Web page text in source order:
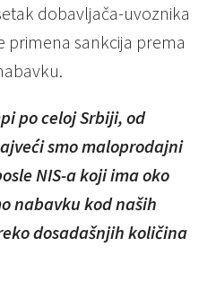
dobavljača-uvoznika
primena sankcija prema
po celoj Srbiji, od
smo maloprodajni
NIS-a koji ima oko
nabavku kod naših
dosadašnjih količina